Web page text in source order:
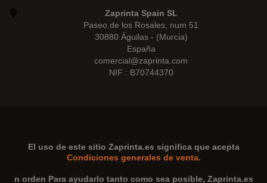
Zaprinta Spain SL
Paseo de los Rosales, num 51
30880 Águilas - (Murcia)
España
comercial@zaprinta.com
NIF : B70744370
El uso de este sitio Zaprinta.es significa que acepta
Condiciones generales de venta.
n orden Para ayudarlo tanto como sea posible, Zaprinta.es